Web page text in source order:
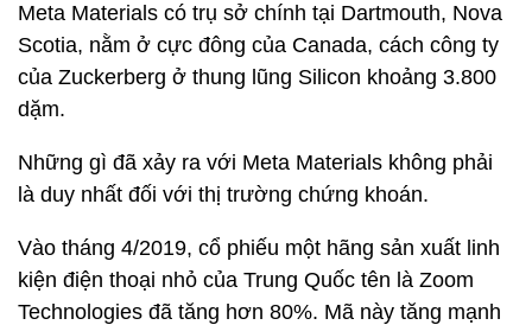
Meta Materials có trụ sở chính tại Dartmouth, Nova
Scotia, nằm ở cực đông của Canada, cách công ty
của Zuckerberg ở thung lũng Silicon khoảng 3.800
dặm.
Những gì đã xảy ra với Meta Materials không phải
là duy nhất đối với thị trường chứng khoán.
Vào tháng 4/2019, cổ phiếu một hãng sản xuất linh
kiện điện thoại nhỏ của Trung Quốc tên là Zoom
Technologies đã tăng hơn 80%. Mã này tăng mạnh